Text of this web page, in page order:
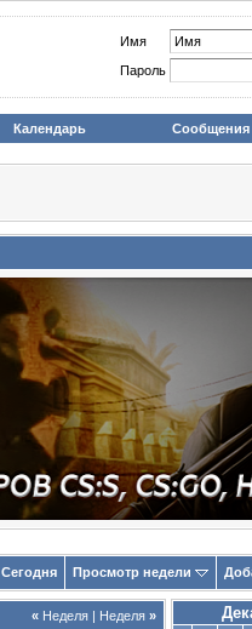
Имя
Пароль
Календарь Сообщения
Сегодня Просмотр недели
« Неделя | Неделя »